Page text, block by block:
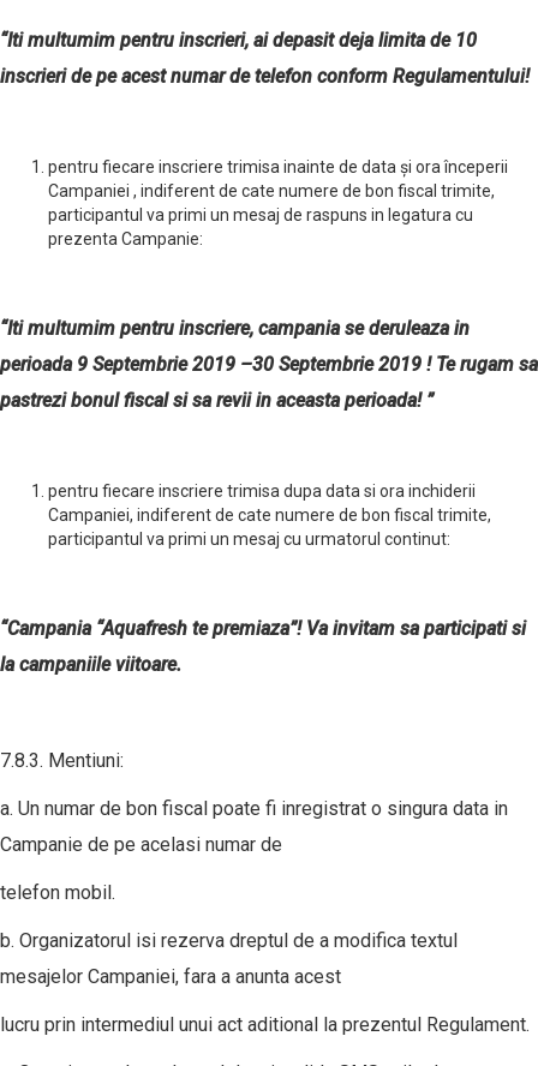
“Iti multumim pentru inscrieri, ai depasit deja limita de 10
inscrieri de pe acest numar de telefon conform Regulamentului!
pentru fiecare inscriere trimisa inainte de data şi ora începerii
Campaniei , indiferent de cate numere de bon fiscal trimite,
participantul va primi un mesaj de raspuns in legatura cu
prezenta Campanie:
“Iti multumim pentru inscriere, campania se deruleaza in
perioada 9 Septembrie 2019 –30 Septembrie 2019 ! Te rugam sa
pastrezi bonul fiscal si sa revii in aceasta perioada! ”
pentru fiecare inscriere trimisa dupa data si ora inchiderii
Campaniei, indiferent de cate numere de bon fiscal trimite,
participantul va primi un mesaj cu urmatorul continut:
“Campania “Aquafresh te premiaza”! Va invitam sa participati si
la campaniile viitoare.
7.8.3. Mentiuni:
a. Un numar de bon fiscal poate fi inregistrat o singura data in
Campanie de pe acelasi numar de
telefon mobil.
b. Organizatorul isi rezerva dreptul de a modifica textul
mesajelor Campaniei, fara a anunta acest
lucru prin intermediul unui act aditional la prezentul Regulament.